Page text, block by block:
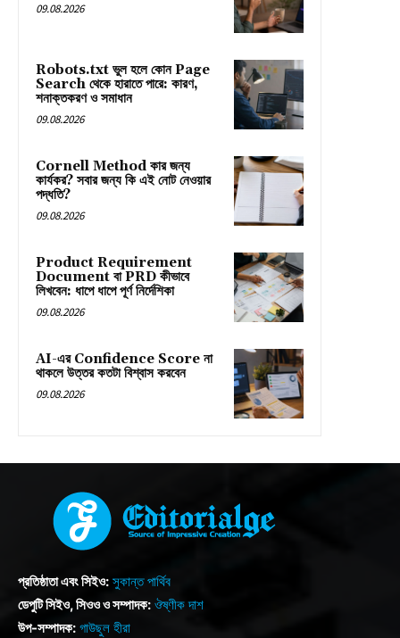
09.08.2026
Robots.txt ভুল হলে কোন Page
Search থেকে হারাতে পারে: কারণ,
শনাক্তকরণ ও সমাধান
09.08.2026
Cornell Method কার জন্য
কার্যকর? সবার জন্য কি এই নোট নেওয়ার
পদ্ধতি?
09.08.2026
Product Requirement
Document বা PRD কীভাবে
লিখবেন: ধাপে ধাপে পূর্ণ নির্দেশিকা
09.08.2026
AI-এর Confidence Score না
থাকলে উত্তর কতটা বিশ্বাস করবেন
09.08.2026
প্রতিষ্ঠাতা এবং সিইও: সুকান্ত পার্থিব
ডেপুটি সিইও, সিওও ও সম্পাদক: ঔষ্ণীক দাশ
উপ-সম্পাদক: গাউছুল হীরা